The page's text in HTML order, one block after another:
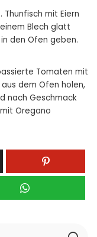
mit Eiern
Blech glatt
den Ofen geben.
Tomaten mit
dem Ofen holen,
nach Geschmack
Oregano